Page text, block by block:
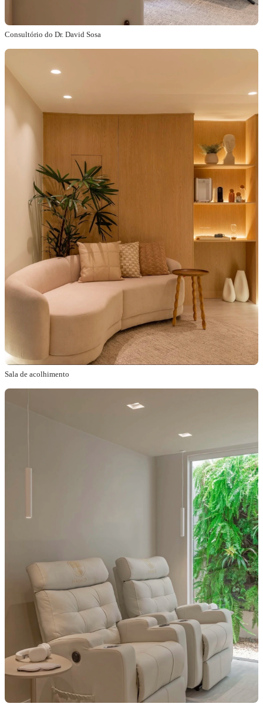
Consultório do Dr. David Sosa
Sala de acolhimento